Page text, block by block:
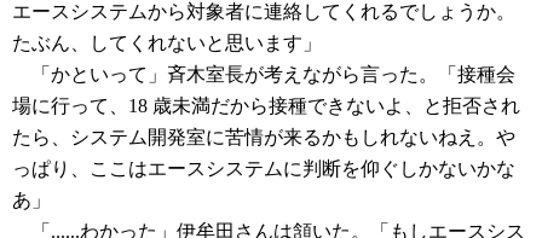
エースシステムから対象者に連絡してくれるでしょうか。
たぶん、してくれないと思います」
「かといって」斉木室長が考えながら言った。「接種会
場に行って、18 歳未満だから接種できないよ、と拒否され
たら、システム開発室に苦情が来るかもしれないねえ。や
っぱり、ここはエースシステムに判断を仰ぐしかないかな
あ」
「......わかった」伊牟田さんは頷いた。「もしエースシス